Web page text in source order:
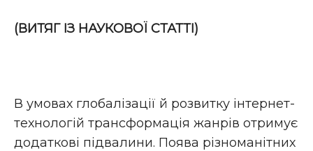
(ВИТЯГ ІЗ НАУКОВОЇ СТАТТІ)
В умовах глобалізації й розвитку інтернет-
технологій трансформація жанрів отримує
додаткові підвалини. Поява різноманітних